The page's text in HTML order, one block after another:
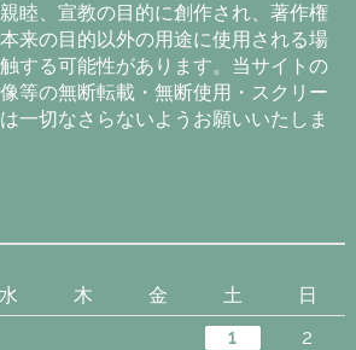
睦、宣教の目的に創作され、著作権
来の目的以外の用途に使用される場
する可能性があります。当サイトの
等の無断転載・無断使用・スクリー
一切なさらないようお願いいたしま
水 木 金 土
日
1
2